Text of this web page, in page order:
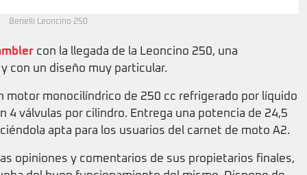
Benelli Leoncino 250
con la llegada de la Leoncino 250, una
con un diseño muy particular.
motor monocilíndrico de 250 cc refrigerado por líquido
4 válvulas por cilindro. Entrega una potencia de 24,5
apta para los usuarios del carnet de moto A2.
opiniones y comentarios de sus propietarios finales,